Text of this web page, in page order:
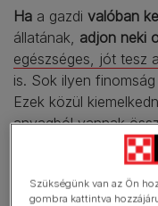
Ha a gazdi valóban
állatának, adjon neki
egészséges, jót tesz
is. Sok ilyen
Ezek közül
anyagból vannak
textúrájú falat sokkal
mint az a keksz féle,
fogak között.
Szükségünk van az Ön
gombra kattintva